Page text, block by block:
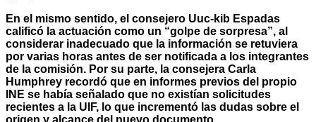
En el mismo sentido, el consejero Uuc-kib Espadas
calificó la actuación como un “golpe de sorpresa”, al
considerar inadecuado que la información se retuviera
por varias horas antes de ser notificada a los integrantes
de la comisión. Por su parte, la consejera Carla
Humphrey recordó que en informes previos del propio
INE se había señalado que no existían solicitudes
recientes a la UIF, lo que incrementó las dudas sobre el
origen y alcance del nuevo documento.